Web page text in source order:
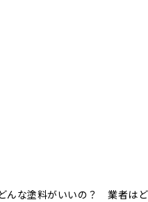
んな塗料がいいの？ 業者は